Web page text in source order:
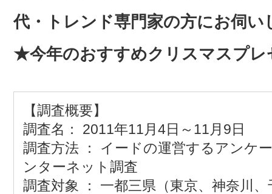
代・トレンド専門家の方にお伺い
★今年のおすすめクリスマスプレ
【調査概要】
調査名： 2011年11月4日～11月9日
調査方法 ： イードの運営するアンケ
ンターネット調査
調査対象 ： 一都三県（東京、神奈川